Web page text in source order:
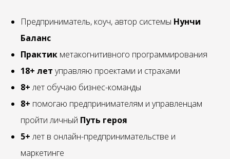
Предприниматель, коуч, автор системы Нунчи
Баланс
Практик метакогнитивного программирования
18+ лет управляю проектами и страхами
8+ лет обучаю бизнес-команды
8+ помогаю предпринимателям и управленцам
пройти личный Путь героя
5+ лет в онлайн-предпринимательстве и
маркетинге